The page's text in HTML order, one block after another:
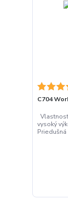
C704
vysoký